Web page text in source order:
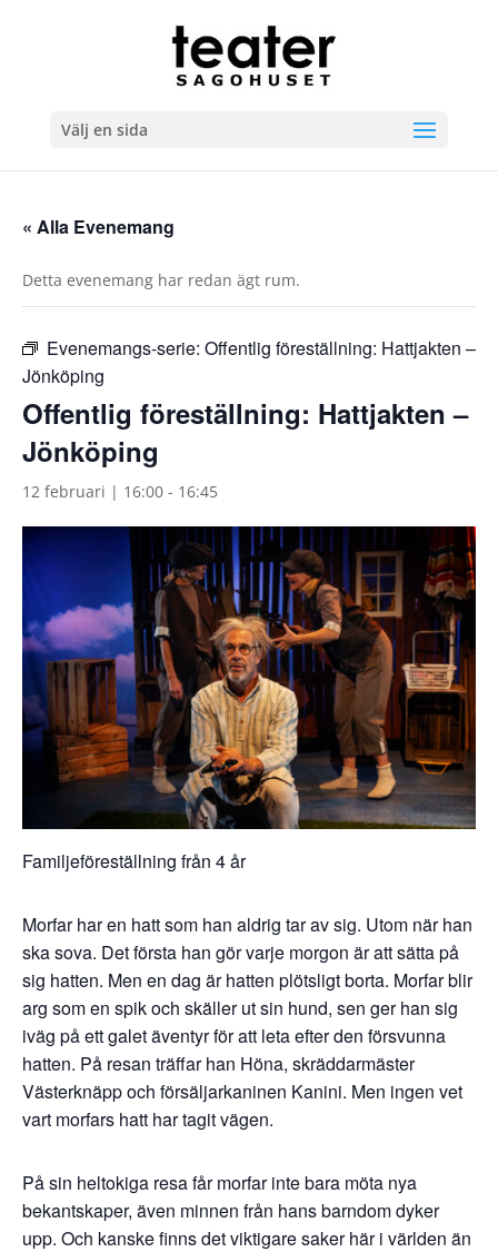
Välj en sida
« Alla Evenemang
Detta evenemang har redan ägt rum.
Evenemangs-serie: Offentlig föreställning: Hattjakten –
Jönköping
Offentlig föreställning: Hattjakten –
Jönköping
12 februari | 16:00 - 16:45
Familjeföreställning från 4 år
Morfar har en hatt som han aldrig tar av sig. Utom när han
ska sova. Det första han gör varje morgon är att sätta på
sig hatten. Men en dag är hatten plötsligt borta. Morfar blir
arg som en spik och skäller ut sin hund, sen ger han sig
iväg på ett galet äventyr för att leta efter den försvunna
hatten. På resan träffar han Höna, skräddarmäster
Västerknäpp och försäljarkaninen Kanini. Men ingen vet
vart morfars hatt har tagit vägen.
På sin heltokiga resa får morfar inte bara möta nya
bekantskaper, även minnen från hans barndom dyker
upp. Och kanske finns det viktigare saker här i världen än